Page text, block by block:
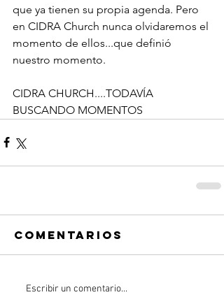
que ya tienen su propia agenda. Pero
en CIDRA Church nunca olvidaremos el
momento de ellos...que definió
nuestro momento.
CIDRA CHURCH....TODAVÍA
BUSCANDO MOMENTOS
Comentarios
Escribir un comentario...